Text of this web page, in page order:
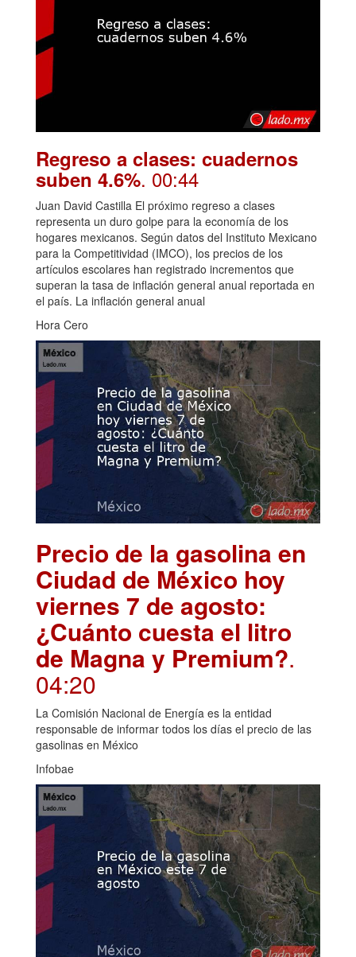
Regreso a clases: cuadernos
suben 4.6%. 00:44
Juan David Castilla El próximo regreso a clases
representa un duro golpe para la economía de los
hogares mexicanos. Según datos del Instituto Mexicano
para la Competitividad (IMCO), los precios de los
artículos escolares han registrado incrementos que
superan la tasa de inflación general anual reportada en
el país. La inflación general anual
Hora Cero
Precio de la gasolina en
Ciudad de México hoy
viernes 7 de agosto:
¿Cuánto cuesta el litro
de Magna y Premium?.
04:20
La Comisión Nacional de Energía es la entidad
responsable de informar todos los días el precio de las
gasolinas en México
Infobae